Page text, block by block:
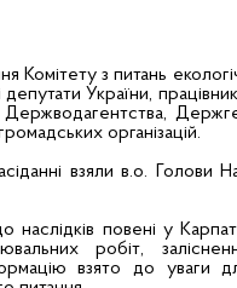
з питань
України,
Держводагентства,
організацій.
взяли в.о. Голови
повені у
робіт,
взято до уваги